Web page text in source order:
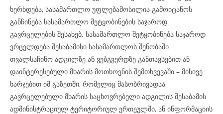
ხერხდება, სასამართლო უფლებამოსილია გამოიტანოს
განჩინება სასამართლო შეტყობინების საჯაროდ
გავრცელების შესახებ. სასამართლო შეტყობინება საჯაროდ
ვრცელდება შესაბამისი სასამართლოს შენობაში
თვალსაჩინო ადგილზე ან ვებგვერდზე განთავსებით ან
დაინტერესებული მხარის მოთხოვნის შემთხვევაში – მისივე
ხარჯებით იმ გაზეთში, რომელიც მასობრივადაა
გავრცელებული მხარის საცხოვრებელი ადგილის შესაბამის
ადმინისტრაციულ ტერიტორიულ ერთეულში, ან ინფორმაციის